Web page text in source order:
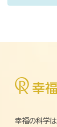
幸福の科学